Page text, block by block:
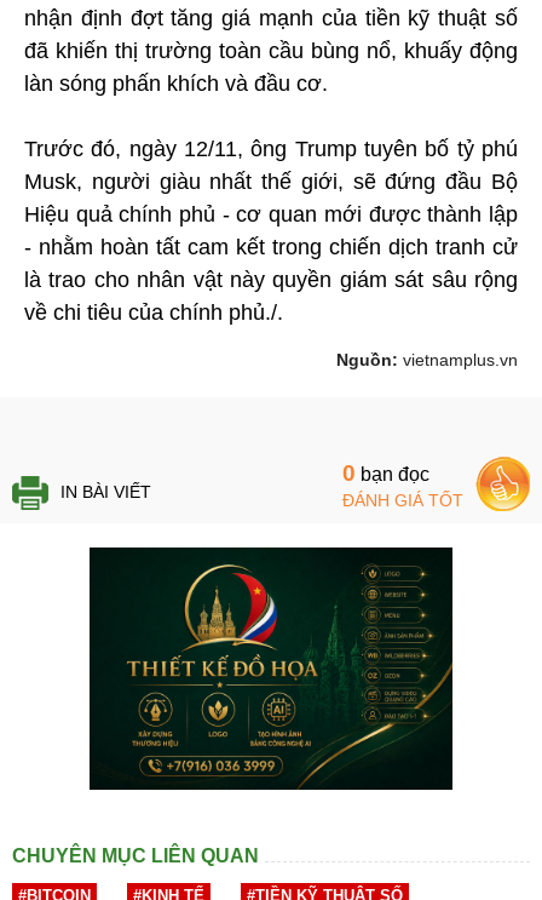
nhận định đợt tăng giá mạnh của tiền kỹ thuật số
đã khiến thị trường toàn cầu bùng nổ, khuấy động
làn sóng phấn khích và đầu cơ.
Trước đó, ngày 12/11, ông Trump tuyên bố tỷ phú
Musk, người giàu nhất thế giới, sẽ đứng đầu Bộ
Hiệu quả chính phủ - cơ quan mới được thành lập
- nhằm hoàn tất cam kết trong chiến dịch tranh cử
là trao cho nhân vật này quyền giám sát sâu rộng
về chi tiêu của chính phủ./.
Nguồn: vietnamplus.vn
IN BÀI VIẾT
0 bạn đọc
ĐÁNH GIÁ TỐT
CHUYÊN MỤC LIÊN QUAN
#BITCOIN #KINH TẾ #TIỀN KỸ THUẬT SỐ